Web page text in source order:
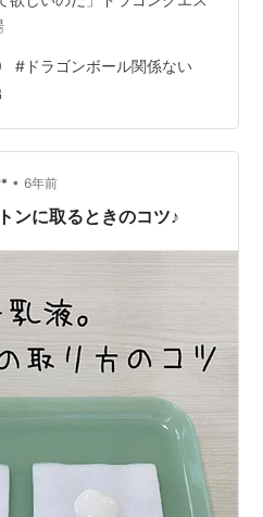
# ドラゴンボール関係ない
• 6年前
ンに取るときのコツ♪